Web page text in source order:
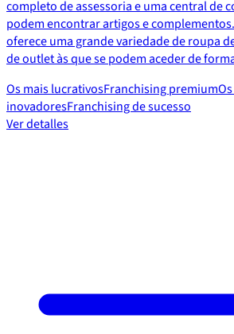
completo de assessoria e uma central de
podem encontrar artigos e
oferece uma grande variedade de roupa
de outlet às que se podem aceder de
Os mais lucrativosFranchising premium
inovadoresFranchising de sucesso
Ver detalles